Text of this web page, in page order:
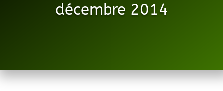
décembre 2014